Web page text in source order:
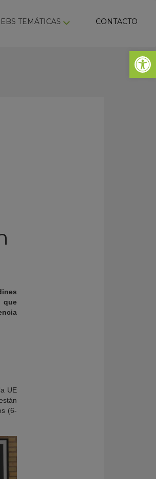
Abrir
TEMÁTICAS CONTACTO
que
UE
(6-